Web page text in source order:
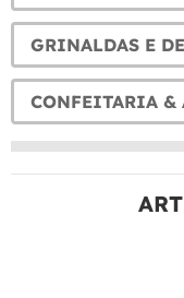
GRINALDAS E
CONFEITARIA &